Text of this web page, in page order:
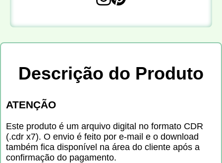
Descrição do Produto
ATENÇÃO
Este produto é um arquivo digital no formato CDR
(.cdr x7). O envio é feito por e-mail e o download
também fica disponível na área do cliente após a
confirmação do pagamento.